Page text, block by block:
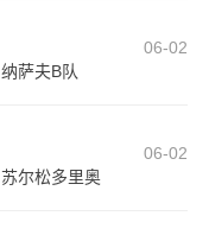
06-02
纳萨夫B队
06-02
苏尔松多里奥